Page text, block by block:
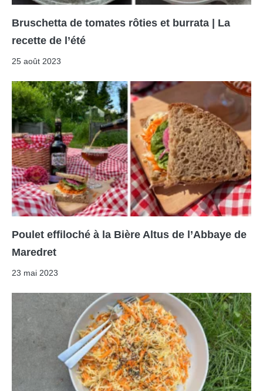
Bruschetta de tomates rôties et burrata | La
recette de l’été
25 août 2023
Poulet effiloché à la Bière Altus de l’Abbaye de
Maredret
23 mai 2023